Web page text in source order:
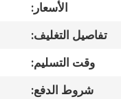
الجودة
اتصل
الأسعار:
تفاصيل التغليف:
وقت التسليم:
شروط الدفع: